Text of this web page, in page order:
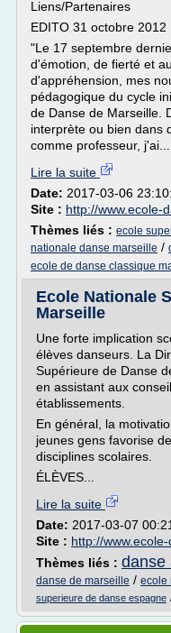
Liens/Partenaires
EDITO 31 octobre 2012
"Le 17 septembre
d'émotion, de fierté et
d'appréhension, mes
pédagogique du cycle
de Danse de Marseille.
interprète ou bien dans
comme professeur, j'ai...
Lire la suite
Date: 2017-03-06
Site : http://www.ecole-
Thèmes liés : ecole
nationale danse marseille /
ecole de danse classique
Ecole Nationale
Marseille
Une forte implication
élèves danseurs. La
Supérieure de Danse
en assistant aux
établissements.
En général, la
jeunes gens favorise
disciplines scolaires.
ÉLÈVES...
Lire la suite
Date: 2017-03-07
Site : http://
Thèmes liés : danse
danse de marseille / ecole
superieure de danse espagne